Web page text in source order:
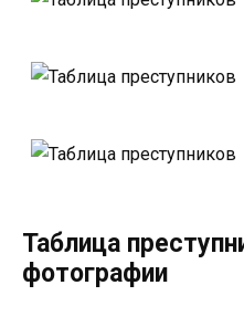
Таблица
фотографии